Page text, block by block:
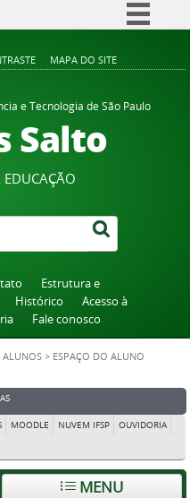
Comunica BR
Participe
Acesso à informação
Canais
MAPA DO SITE
e Tecnologia de São Paulo
Salto
Estrutura e
Histórico
Acesso à
Fale conosco
ALUNOS > ESPAÇO DO ALUNO
MOODLE NUVEM IFSP
OUVIDORIA
MENU